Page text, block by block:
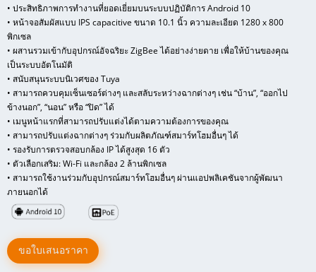
• ประสิทธิภาพการทำงานที่ยอดเยี่ยมบนระบบปฏิบัติการ Android 10
• หน้าจอสัมผัสแบบ IPS capacitive ขนาด 10.1 นิ้ว ความละเอียด 1280 x 800
พิกเซล
• ผสานรวมเข้ากับอุปกรณ์อัจฉริยะ ZigBee ได้อย่างง่ายดาย เพื่อให้บ้านของคุณ
เป็นระบบอัตโนมัติ
• สนับสนุนระบบนิเวศของ Tuya
• สามารถควบคุมเซ็นเซอร์ต่างๆ และสลับระหว่างฉากต่างๆ เช่น “บ้าน”, “ออกไป
ข้างนอก”, “นอน” หรือ “ปิด” ได้
• เมนูหน้าแรกที่สามารถปรับแต่งได้ตามความต้องการของคุณ
• สามารถปรับแต่งฉากต่างๆ ร่วมกับผลิตภัณฑ์สมาร์ทโฮมอื่นๆ ได้
• รองรับการตรวจสอบกล้อง IP ได้สูงสุด 16 ตัว
• ตัวเลือกเสริม: Wi-Fi และกล้อง 2 ล้านพิกเซล
• สามารถใช้งานร่วมกับอุปกรณ์สมาร์ทโฮมอื่นๆ ผ่านแอปพลิเคชันจากผู้พัฒนา
ภายนอกได้
ขอใบเสนอราคา